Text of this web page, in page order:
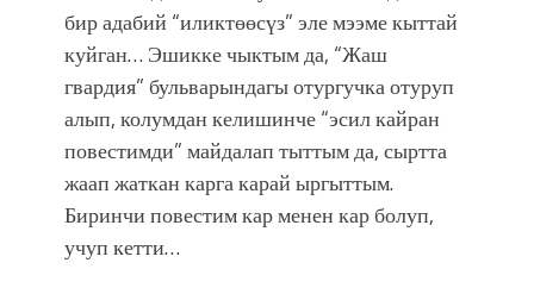
бир адабий “иликтөөсүз” эле мээме кыттай
куйган… Эшикке чыктым да, “Жаш
гвардия” бульварындагы отургучка отуруп
алып, колумдан келишинче “эсил кайран
повестимди” майдалап тыттым да, сыртта
жаап жаткан карга карай ыргыттым.
Биринчи повестим кар менен кар болуп,
учуп кетти…